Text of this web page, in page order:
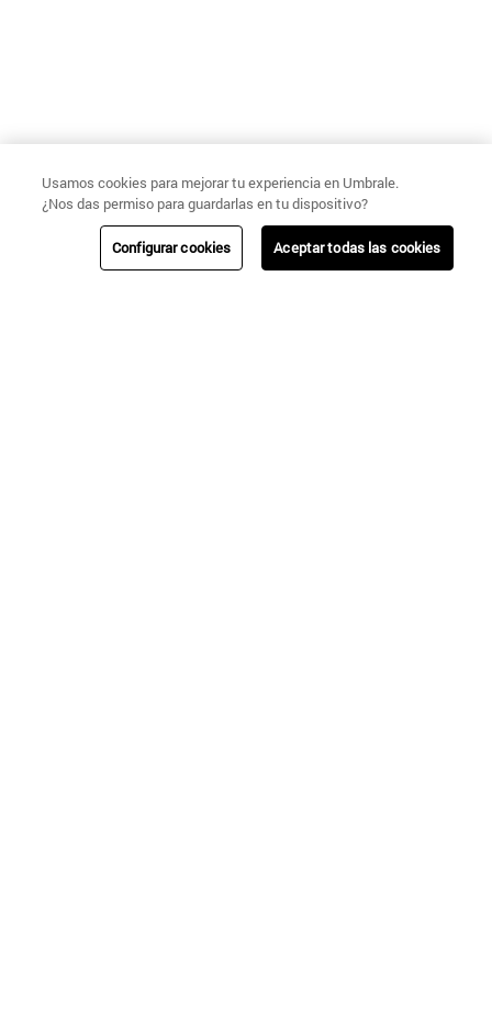
Usamos cookies para mejorar tu experiencia en Umbrale.
¿Nos das permiso para guardarlas en tu dispositivo?
Configurar cookies Aceptar todas las cookies